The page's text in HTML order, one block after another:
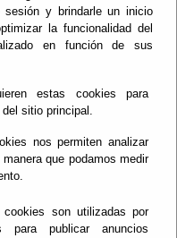
y brindarle un inicio
la funcionalidad del
en función de sus
estas cookies para
sitio principal.
nos permiten analizar
que podamos medir
cookies son utilizadas por
para publicar anuncios